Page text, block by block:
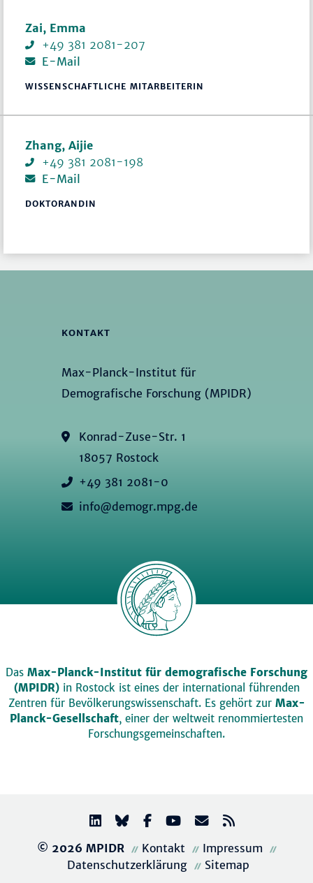
Zai, Emma
+49 381 2081-207
E-Mail
WISSENSCHAFTLICHE MITARBEITERIN
Zhang, Aijie
+49 381 2081-198
E-Mail
DOKTORANDIN
KONTAKT
Max-Planck-Institut für
Demografische Forschung (MPIDR)
Konrad-Zuse-Str. 1
18057 Rostock
+49 381 2081-0
info@demogr.mpg.de
Das Max-Planck-Institut für demografische Forschung
(MPIDR)in Rostock ist eines der international führenden
Zentren für Bevölkerungswissenschaft. Es gehört zur Max-
Planck-Gesellschaft, einer der weltweit renommiertesten
Forschungsgemeinschaften.
© 2026 MPIDR Kontakt
Impressum
Datenschutzerklärung
Sitemap